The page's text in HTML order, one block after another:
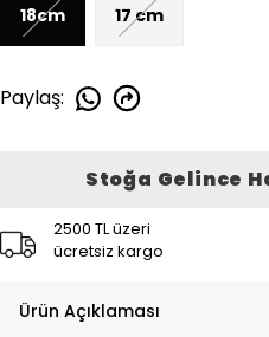
18cm 17 cm
Paylaş:
Stoğa Gelince
2500 TL üzeri
ücretsiz kargo
Ürün Açıklaması